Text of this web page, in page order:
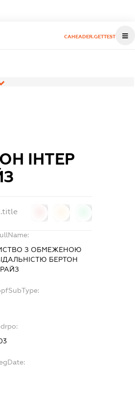
CAHEADER.GETTEST
ІНТЕР
З ОБМЕЖЕНОЮ
БЕРТОН